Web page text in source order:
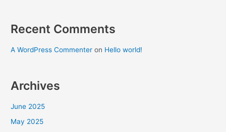
Recent Comments
A WordPress Commenter on Hello world!
Archives
June 2025
May 2025